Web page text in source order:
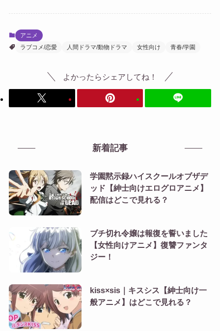
アニメ
ラブコメ/恋愛
人間ドラマ/動物ドラマ 女性向け 青春/学園
よかったらシェアしてね！
新着記事
学園黙示録ハイスクールオブザデ
ッド【紳士向けエログロアニメ】
配信はどこで見れる？
ブチ切れ令嬢は報復を誓いました
【女性向けアニメ】復讐ファンタ
ジー！
kiss×sis｜キスシス【紳士向け一
般アニメ】はどこで見れる？